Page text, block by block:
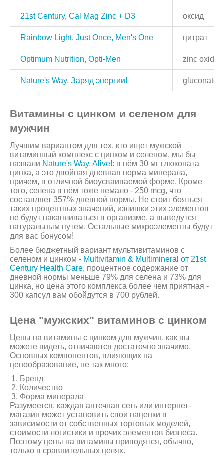
21st Century, Cal Mag Zinc + D3 оксид
Rainbow Light, Just Once, Men's One цитрат
Optimum Nutrition, Opti-Men zinc oxide
Nature's Way, Заряд энергии! gluconate
Витамины с цинком и селеном для
мужчин
Лучшим вариантом для тех, кто ищет мужской
витаминный комплекс с цинком и селеном, мы бы
назвали Nature's Way, Alive!: в нём 30 мг глюконата
цинка, а это двойная дневная норма минерала,
причем, в отличной биоусваиваемой форме. Кроме
того, селена в нём тоже немало - 250 mcg, что
составляет 357% дневной нормы. Не стоит бояться
таких процентных значений, излишки этих элементов
не будут накапливаться в организме, а выведутся
натуральным путем. Остальные микроэлементы будут
для вас бонусом!
Более бюджетный вариант мультивитаминов с
селеном и цинком - Multivitamin & Multimineral от 21st
Century Health Care, процентное содержание от
дневной нормы меньше 79% для селена и 73% для
цинка, но цена этого комплекса более чем приятная -
300 капсул вам обойдутся в 700 рублей.
Цена "мужских" витаминов с цинком
Цены на витамины с цинком для мужчин, как вы
можете видеть, отличаются достаточно значимо.
Основных компонентов, влияющих на
ценообразование, не так много:
Бренд
Количество
Форма минерала
Разумеется, каждая аптечная сеть или интернет-
магазин может установить свои наценки в
зависимости от собственных торговых моделей,
стоимости логистики и прочих элементов бизнеса.
Поэтому цены на витамины приводятся, обычно,
только в сравнительных целях.